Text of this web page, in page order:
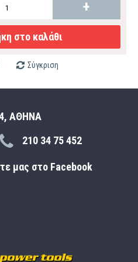
+
στο καλάθι
Σύγκριση
ΑΘΗΝΑ
210 34 75 452
μας στο Facebook